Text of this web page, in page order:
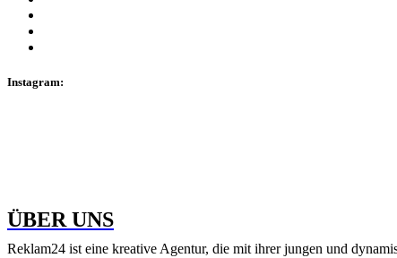
Instagram:
ÜBER UNS
Reklam24 ist eine kreative Agentur, die mit ihrer jungen und